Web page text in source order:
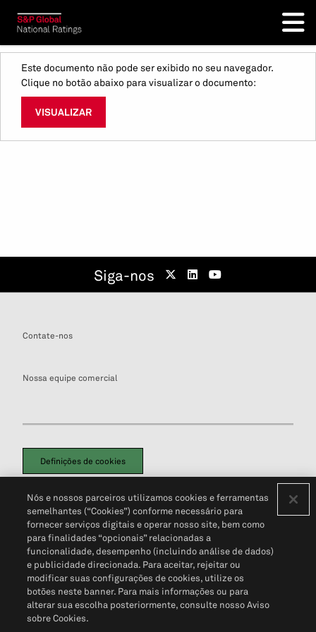
Este documento não pode ser exibido no seu navegador.
Clique no botão abaixo para visualizar o documento:
VISUALIZAR
Siga-nos
Contate-nos
Nossa equipe comercial
Definições de cookies
Política de PrivacidadePortal de privacidade do cliente (em inglês)
Não Venda Minhas Informações Pessoais© 2026 S&P Global
Nós e nossos parceiros utilizamos cookies e ferramentas
semelhantes (“Cookies”) conforme necessário para
fornecer serviços digitais e operar nosso site, bem como
para finalidades “opcionais” relacionadas a
funcionalidade, desempenho (incluindo análise de dados)
e publicidade direcionada. Para aceitar, rejeitar ou
modificar suas configurações de cookies, utilize os
botões neste banner. Para mais informações ou para
alterar sua escolha posteriormente, consulte nosso Aviso
sobre Cookies.